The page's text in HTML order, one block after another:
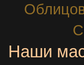
Наши